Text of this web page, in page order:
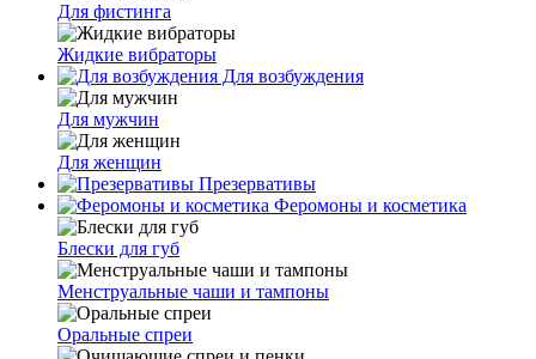
Для фистинга
Жидкие вибраторы
Для возбуждения
Для мужчин
Для женщин
Презервативы
Феромоны и косметика
Блески для губ
Менструальные чаши и тампоны
Оральные спреи